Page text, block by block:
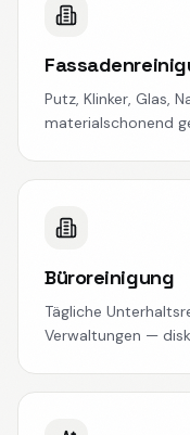
Putz, Klinker, Glas,
materialschonend
Büroreinigung
Tägliche
Verwaltungen —